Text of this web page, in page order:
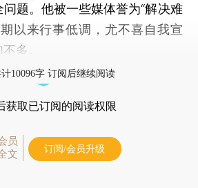
题。他被一些媒体誉为“解决难
以来行事低调，尤不喜自我宣
多。
10096字 订阅后继续阅读
获取已订阅的阅读权限
员
文
订阅/会员升级